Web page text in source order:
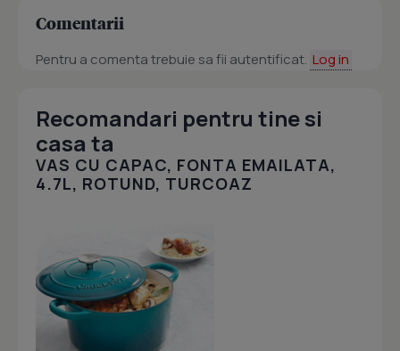
Comentarii
Pentru a comenta trebuie sa fii autentificat. Log in
Recomandari pentru tine si
casa ta
VAS CU CAPAC, FONTA EMAILATA,
4.7L, ROTUND, TURCOAZ